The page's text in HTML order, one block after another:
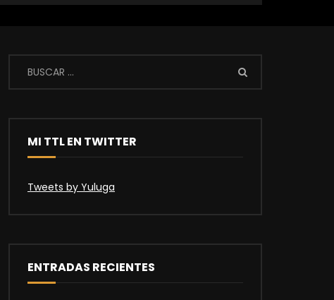
MI TTL EN TWITTER
Tweets by Yuluga
ENTRADAS RECIENTES